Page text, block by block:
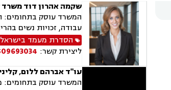
שקמה אהרון דוד משרד
המשרד עוסק בתחומים:
עבודה, זכויות נשים
הסדרת מעמד בישראל
ליצירת קשר:
עו"ד אברהם ללום,